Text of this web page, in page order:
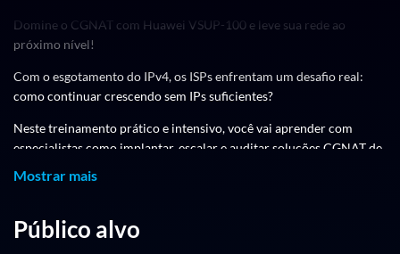
Domine o CGNAT com Huawei VSUP-100 e leve sua rede ao
próximo nível!
Com o esgotamento do IPv4, os ISPs enfrentam um desafio real:
como continuar crescendo sem IPs suficientes?
Neste treinamento prático e intensivo, você vai aprender com
especialistas como implantar, escalar e auditar soluções CGNAT de
Mostrar mais
Público alvo